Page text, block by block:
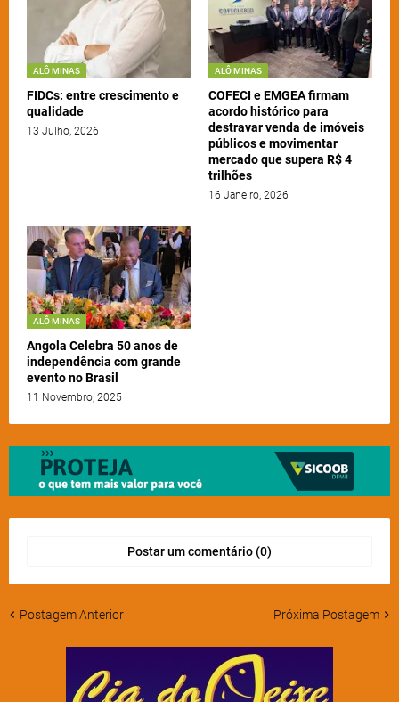
ALÔ MINAS
FIDCs: entre crescimento e
qualidade
13 Julho, 2026
ALÔ MINAS
COFECI e EMGEA firmam
acordo histórico para
destravar venda de imóveis
públicos e movimentar
mercado que supera R$ 4
trilhões
16 Janeiro, 2026
ALÔ MINAS
Angola Celebra 50 anos de
independência com grande
evento no Brasil
11 Novembro, 2025
Postar um comentário (0)
Postagem Anterior Próxima Postagem